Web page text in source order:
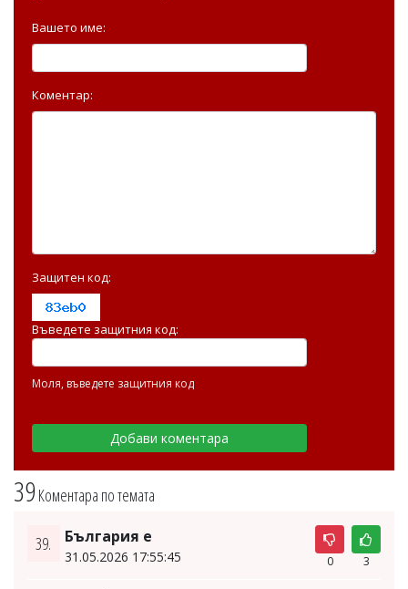
39Коментара по темата
39. България е
31.05.2026 17:55:45 0 3
Вашето име:
Коментар:
Защитен код:
Въведете защитния код:
Моля, въведете защитния код